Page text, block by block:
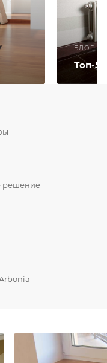
БЛОГ
Топ-5
решение